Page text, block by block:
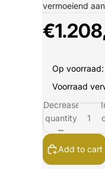
vermoeiend
Op
Voorraad
Decrease
quantity
Add to cart